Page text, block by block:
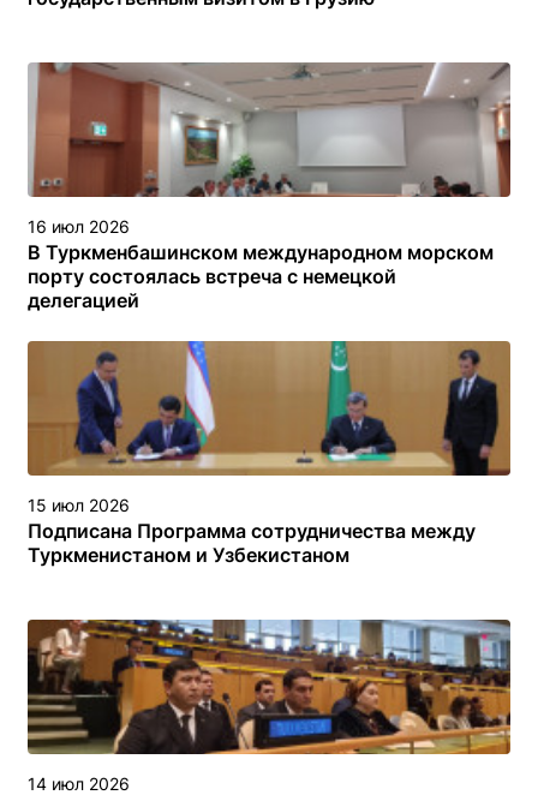
16 июл 2026
В Туркменбашинском международном морском
порту состоялась встреча с немецкой
делегацией
15 июл 2026
Подписана Программа сотрудничества между
Туркменистаном и Узбекистаном
14 июл 2026